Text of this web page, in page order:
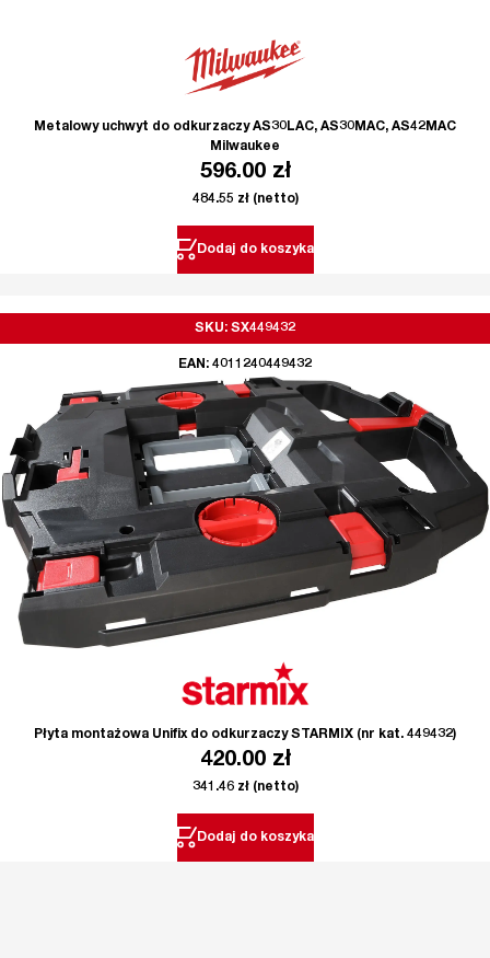
Metalowy uchwyt do odkurzaczy AS30LAC, AS30MAC, AS42MAC
Milwaukee
596.00 zł
484.55 zł(netto)
Dodaj do koszyka
SKU: SX449432
EAN: 4011240449432
Płyta montażowa Unifix do odkurzaczy STARMIX (nr kat. 449432)
420.00 zł
341.46 zł(netto)
Dodaj do koszyka